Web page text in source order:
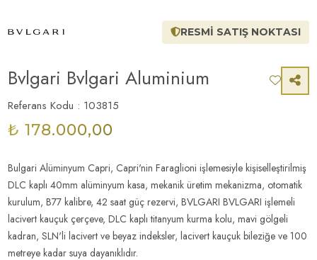
RESMİ SATIŞ NOKTASI
Bvlgari Bvlgari Aluminium
Referans Kodu : 103815
₺ 178.000,00
Bulgari Alüminyum Capri, Capri'nin Faraglioni işlemesiyle kişiselleştirilmiş
DLC kaplı 40mm alüminyum kasa, mekanik üretim mekanizma, otomatik
kurulum, B77 kalibre, 42 saat güç rezervi, BVLGARI BVLGARI işlemeli
lacivert kauçuk çerçeve, DLC kaplı titanyum kurma kolu, mavi gölgeli
kadran, SLN'li lacivert ve beyaz indeksler, lacivert kauçuk bileziğe ve 100
metreye kadar suya dayanıklıdır.